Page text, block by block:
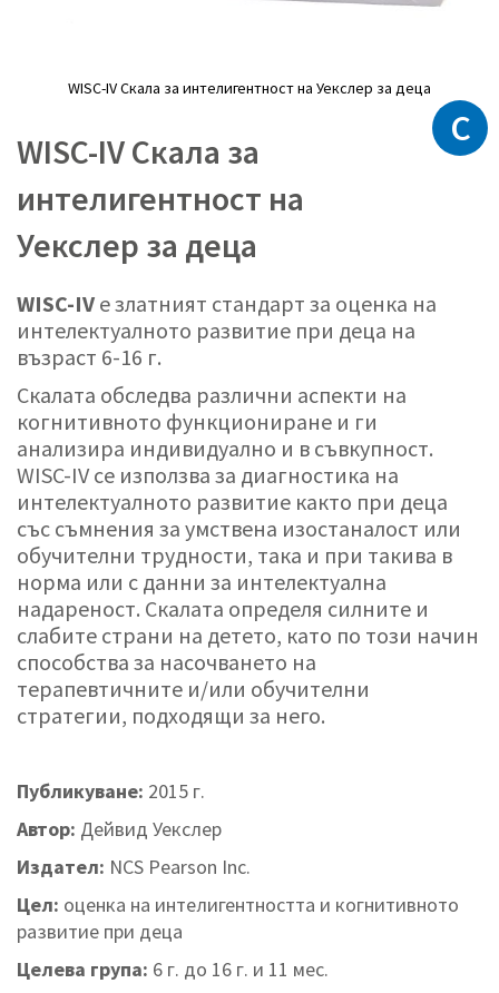
WISC-IV Скала за интелигентност на Уекслер за деца
към
началото
галерия
снимки
WISC-IV Скала за
интелигентност на
Уекслер за деца
C
WISC-IV е златният стандарт за оценка на
интелектуалното развитие при деца на
възраст 6-16 г.
Скалата обследва различни аспекти на
когнитивното функциониране и ги
анализира индивидуално и в съвкупност.
WISC-IV се използва за диагностика на
интелектуалното развитие както при деца
със съмнения за умствена изостаналост или
обучителни трудности, така и при такива в
норма или с данни за интелектуална
надареност. Скалата определя силните и
слабите страни на детето, като по този начин
способства за насочването на
терапевтичните и/или обучителни
стратегии, подходящи за него.
Публикуване: 2015 г.
Автор: Дейвид Уекслер
Издател: NCS Pearson Inc.
Цел: оценка на интелигентността и когнитивното
развитие при деца
Целева група: 6 г. до 16 г. и 11 мес.